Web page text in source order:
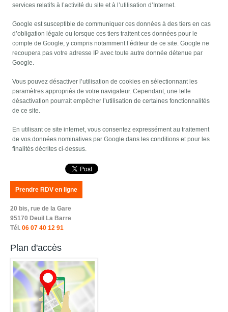
services relatifs à l’activité du site et à l’utilisation d’Internet.
Google est susceptible de communiquer ces données à des tiers en cas
d’obligation légale ou lorsque ces tiers traitent ces données pour le
compte de Google, y compris notamment l’éditeur de ce site. Google ne
recoupera pas votre adresse IP avec toute autre donnée détenue par
Google.
Vous pouvez désactiver l’utilisation de cookies en sélectionnant les
paramètres appropriés de votre navigateur. Cependant, une telle
désactivation pourrait empêcher l’utilisation de certaines fonctionnalités
de ce site.
En utilisant ce site internet, vous consentez expressément au traitement
de vos données nominatives par Google dans les conditions et pour les
finalités décrites ci-dessus.
Prendre RDV en ligne
20 bis, rue de la Gare
95170 Deuil La Barre
Tél. 06 07 40 12 91
Plan d'accès